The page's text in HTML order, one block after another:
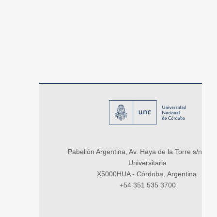
Pabellón Argentina, Av. Haya de la Torre s/n,
Universitaria
X5000HUA - Córdoba, Argentina.
+54 351 535 3700